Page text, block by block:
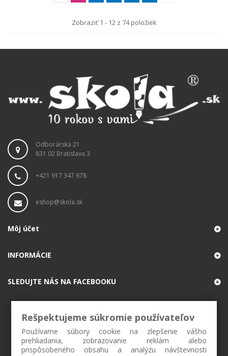
Zobraziť 1 - 12 z 74 položiek
Odborárska 21
831 02 Bratislava 3
+421 917 347 678
eshop@skola.sk
Môj účet
INFORMÁCIE
SLEDUJTE NÁS NA FACEBOOKU
Rešpektujeme súkromie používateľov
Používame súbory cookie na zlepšenie vášho
prehliadania, zobrazovanie reklám alebo
prispôsobeného obsahu a analýzu návštevnosti